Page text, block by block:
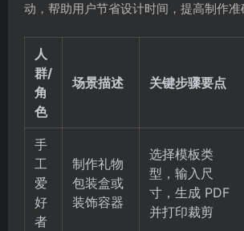
动，帮助用户节省设计时间，提高制作准
人
群/
角
色
场景描述 关键步骤要点
手
工
爱
好
者
制作礼物
包装盒或
装饰容器
选择模板类
型，输入尺
寸，生成 PDF
并打印裁剪